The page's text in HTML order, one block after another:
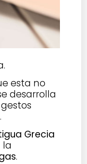
esta no
desarrolla
Grecia
la
.